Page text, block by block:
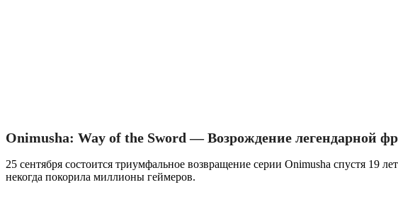
Onimusha: Way of the Sword — Возрождение легендарной
25 сентября состоится триумфальное возвращение серии Onimusha спустя 19
некогда покорила миллионы геймеров.